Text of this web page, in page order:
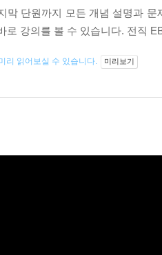
막 단원까지 모든 개념 설명과
로 강의를 볼 수 있습니다. 전직
리 읽어보실 수 있습니다. 미리보기